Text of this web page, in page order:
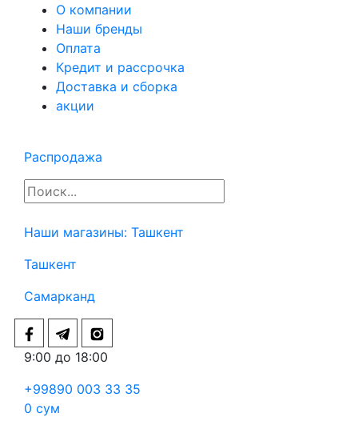
О компании
Наши бренды
Оплата
Кредит и рассрочка
Доставка и сборка
акции
Распродажа
Наши магазины: Ташкент
Ташкент
Самарканд
9:00 до 18:00
+99890 003 33 35
0 сум